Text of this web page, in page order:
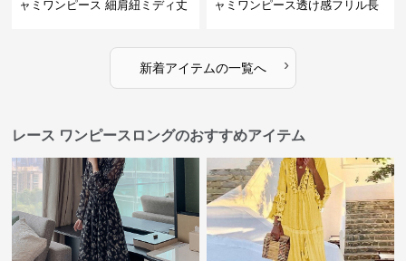
ャミワンピース 細肩紐ミディ丈
ャミワンピース透け感フリル長
新着アイテムの一覧へ ›
レース ワンピースロングのおすすめアイテム